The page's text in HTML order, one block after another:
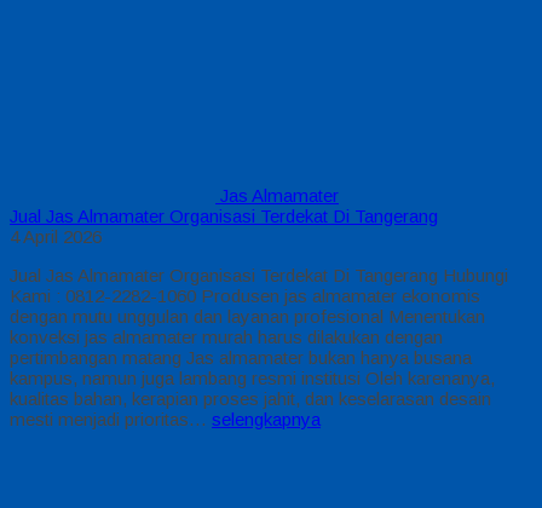
Jas Almamater
Jual Jas Almamater Organisasi Terdekat Di Tangerang
4 April 2026
Jual Jas Almamater Organisasi Terdekat Di Tangerang Hubungi
Kami : 0812-2282-1060 Produsen jas almamater ekonomis
dengan mutu unggulan dan layanan profesional Menentukan
konveksi jas almamater murah harus dilakukan dengan
pertimbangan matang Jas almamater bukan hanya busana
kampus, namun juga lambang resmi institusi Oleh karenanya,
kualitas bahan, kerapian proses jahit, dan keselarasan desain
mesti menjadi prioritas… selengkapnya